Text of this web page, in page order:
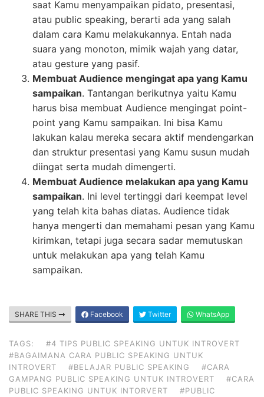
saat Kamu menyampaikan pidato, presentasi,
atau public speaking, berarti ada yang salah
dalam cara Kamu melakukannya. Entah nada
suara yang monoton, mimik wajah yang datar,
atau gesture yang pasif.
Membuat Audience mengingat apa yang Kamu
sampaikan. Tantangan berikutnya yaitu Kamu
harus bisa membuat Audience mengingat point-
point yang Kamu sampaikan. Ini bisa Kamu
lakukan kalau mereka secara aktif mendengarkan
dan struktur presentasi yang Kamu susun mudah
diingat serta mudah dimengerti.
Membuat Audience melakukan apa yang Kamu
sampaikan. Ini level tertinggi dari keempat level
yang telah kita bahas diatas. Audience tidak
hanya mengerti dan memahami pesan yang Kamu
kirimkan, tetapi juga secara sadar memutuskan
untuk melakukan apa yang telah Kamu
sampaikan.
SHARE THIS Facebook Twitter WhatsApp
TAGS:
#4 TIPS PUBLIC SPEAKING UNTUK INTROVERT
#BAGAIMANA CARA PUBLIC SPEAKING UNTUK
INTROVERT
#BELAJAR PUBLIC SPEAKING
#CARA
GAMPANG PUBLIC SPEAKING UNTUK INTROVERT
#CARA
PUBLIC SPEAKING UNTUK INTORVERT
#PUBLIC